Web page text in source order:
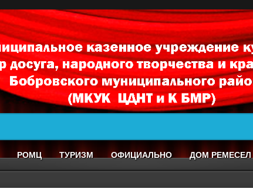
РОМЦ ТУРИЗМ ОФИЦИАЛЬНО ДОМ РЕМЕСЕЛ